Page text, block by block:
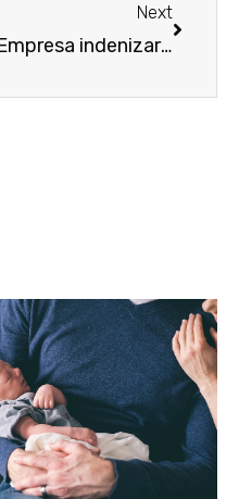
Next
Empresa indenizará herdeiros de motorista que morreu após mal súbito durante manobra de caminhão